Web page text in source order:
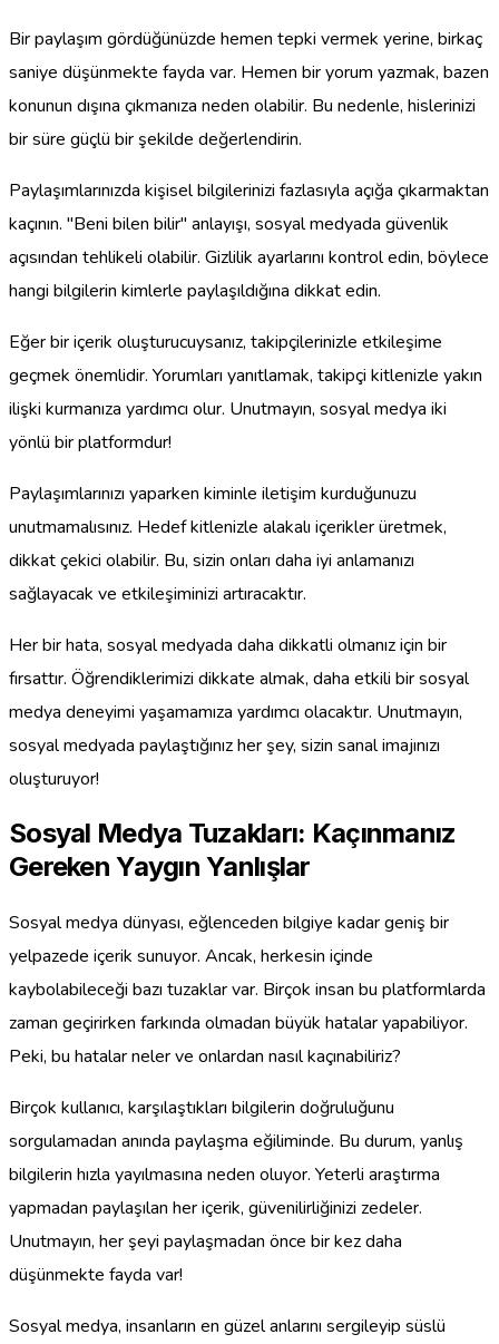
Bir paylaşım gördüğünüzde hemen tepki vermek yerine, birkaç
saniye düşünmekte fayda var. Hemen bir yorum yazmak, bazen
konunun dışına çıkmanıza neden olabilir. Bu nedenle, hislerinizi
bir süre güçlü bir şekilde değerlendirin.
Paylaşımlarınızda kişisel bilgilerinizi fazlasıyla açığa çıkarmaktan
kaçının. "Beni bilen bilir" anlayışı, sosyal medyada güvenlik
açısından tehlikeli olabilir. Gizlilik ayarlarını kontrol edin, böylece
hangi bilgilerin kimlerle paylaşıldığına dikkat edin.
Eğer bir içerik oluşturucuysanız, takipçilerinizle etkileşime
geçmek önemlidir. Yorumları yanıtlamak, takipçi kitlenizle yakın
ilişki kurmanıza yardımcı olur. Unutmayın, sosyal medya iki
yönlü bir platformdur!
Paylaşımlarınızı yaparken kiminle iletişim kurduğunuzu
unutmamalısınız. Hedef kitlenizle alakalı içerikler üretmek,
dikkat çekici olabilir. Bu, sizin onları daha iyi anlamanızı
sağlayacak ve etkileşiminizi artıracaktır.
Her bir hata, sosyal medyada daha dikkatli olmanız için bir
fırsattır. Öğrendiklerimizi dikkate almak, daha etkili bir sosyal
medya deneyimi yaşamamıza yardımcı olacaktır. Unutmayın,
sosyal medyada paylaştığınız her şey, sizin sanal imajınızı
oluşturuyor!
Sosyal Medya Tuzakları: Kaçınmanız
Gereken Yaygın Yanlışlar
Sosyal medya dünyası, eğlenceden bilgiye kadar geniş bir
yelpazede içerik sunuyor. Ancak, herkesin içinde
kaybolabileceği bazı tuzaklar var. Birçok insan bu platformlarda
zaman geçirirken farkında olmadan büyük hatalar yapabiliyor.
Peki, bu hatalar neler ve onlardan nasıl kaçınabiliriz?
Birçok kullanıcı, karşılaştıkları bilgilerin doğruluğunu
sorgulamadan anında paylaşma eğiliminde. Bu durum, yanlış
bilgilerin hızla yayılmasına neden oluyor. Yeterli araştırma
yapmadan paylaşılan her içerik, güvenilirliğinizi zedeler.
Unutmayın, her şeyi paylaşmadan önce bir kez daha
düşünmekte fayda var!
Sosyal medya, insanların en güzel anlarını sergileyip süslü